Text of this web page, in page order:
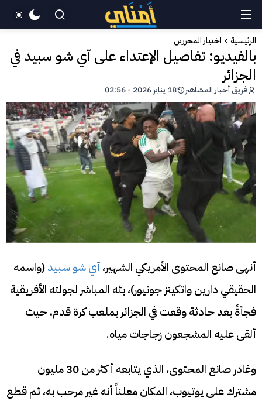
الرئيسية اختيار المحررين
بالفيديو: تفاصيل الإعتداء على آي شو سبيد في
الجزائر
فريق أخبار المشاهير 18 يناير 2026 - 02:56
أنهى صانع المحتوى الأمريكي الشهير،آي شو سبيد(واسمه
الحقيقي دارين واتكينز جونيور)، بثه المباشر لجولته الأفريقية
فجأةً بعد حادثة وقعت في الجزائر بملعب كرة قدم، حيث
ألقى عليه المشجعون زجاجات مياه.
وغادر صانع المحتوى، الذي يتابعه أكثر من 30 مليون
مشترك على يوتيوب، المكان معلناً أنه غير مرحب به، ثم قطع